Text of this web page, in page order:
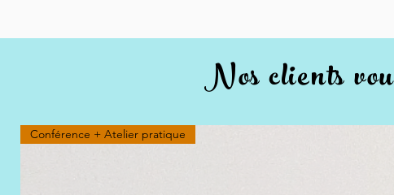
Nos clients
Conférence + Atelier pratique